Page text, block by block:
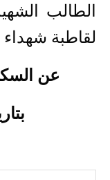
الطالب
لقاطبة شهداء
عن
بتاريخ :